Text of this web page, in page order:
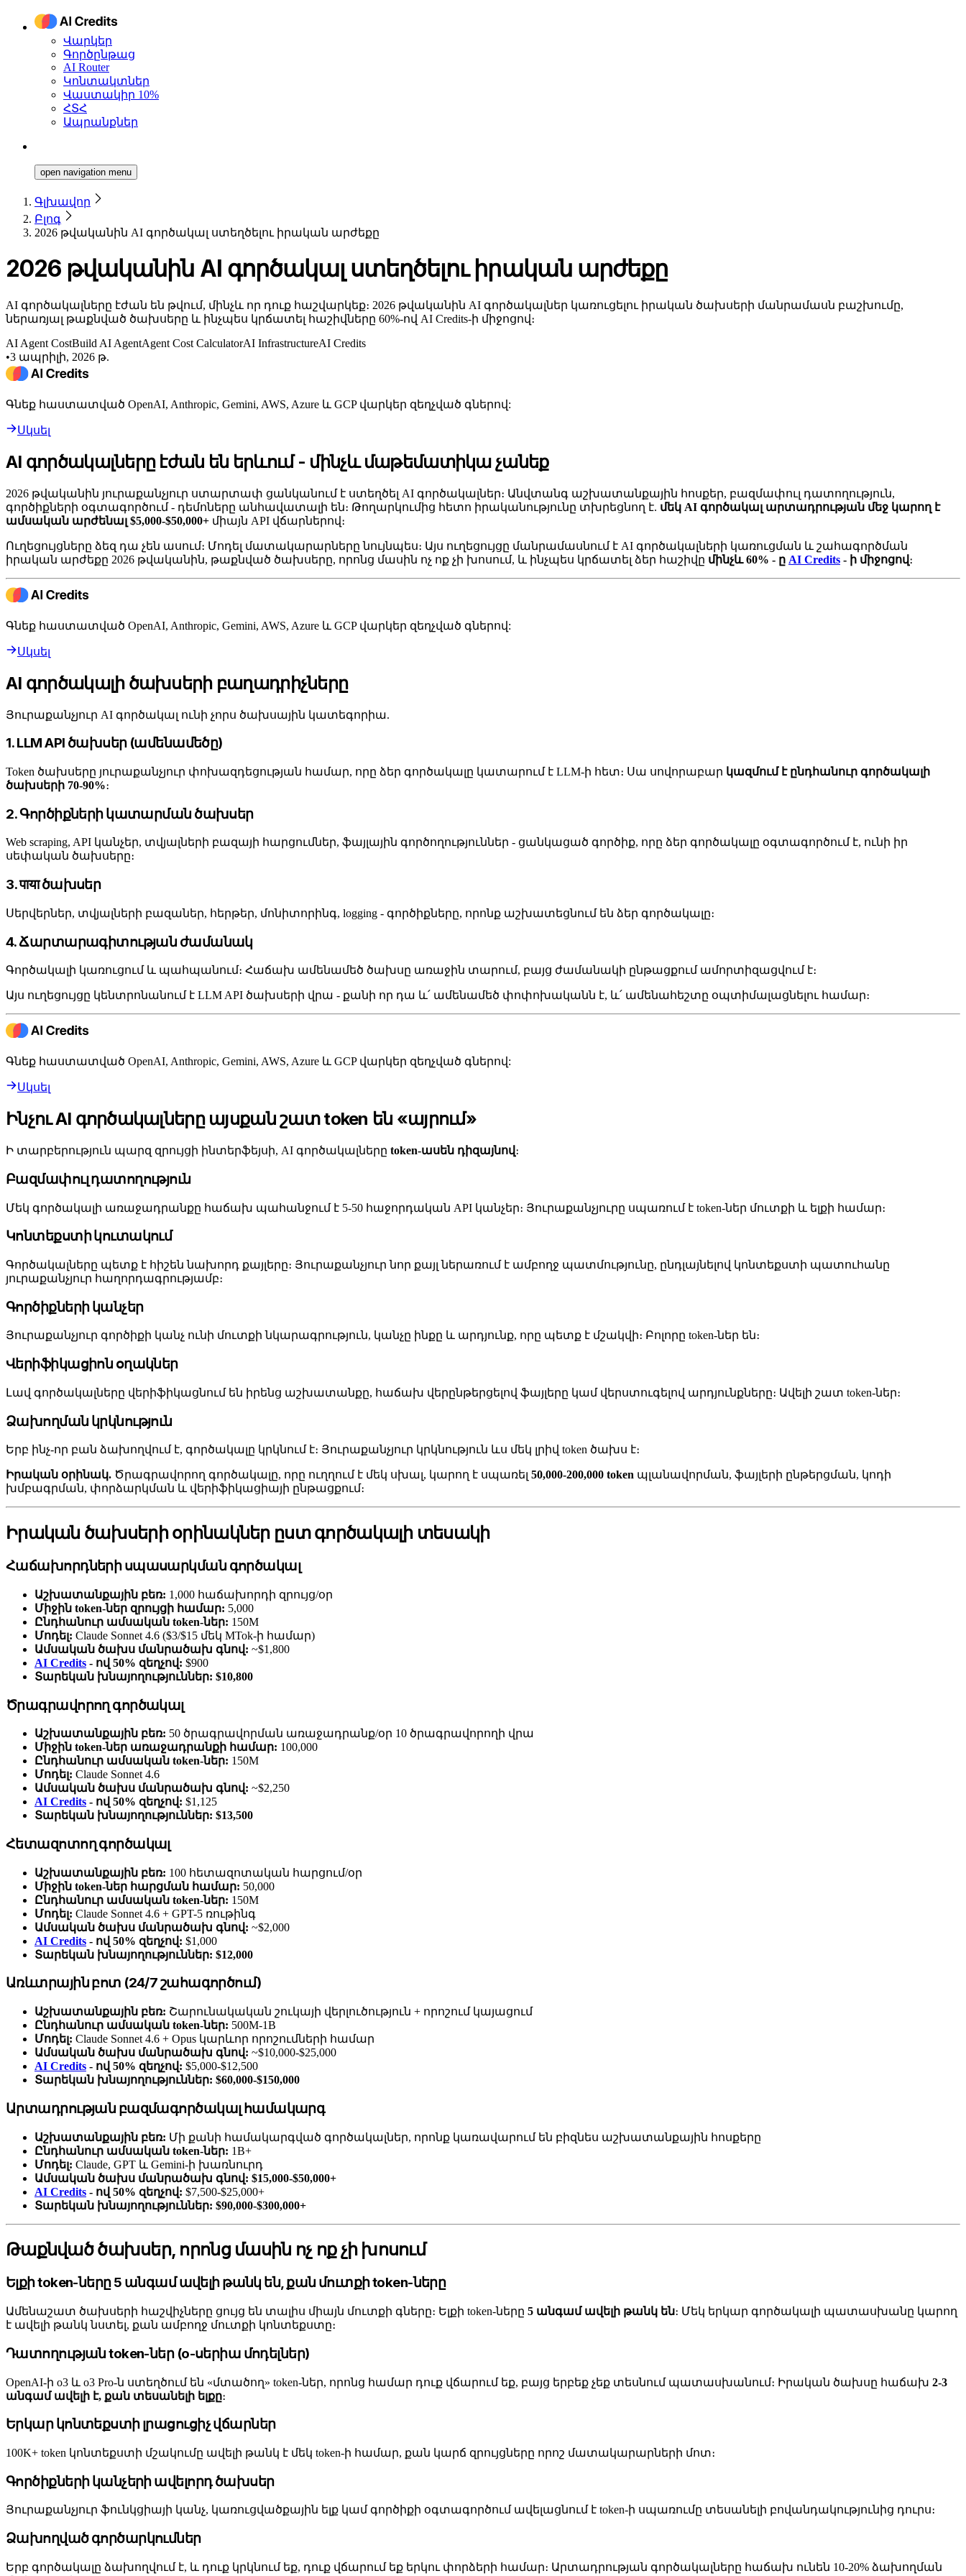
Վարկեր
Գործընթաց
AI Router
Կոնտակտներ
Վաստակիր 10%
ՀՏՀ
Ապրանքներ
open navigation menu
Գլխավոր
Բլոգ
2026 թվականին AI գործակալ ստեղծելու իրական արժեքը
2026 թվականին AI գործակալ ստեղծելու իրական արժեքը
AI գործակալները էժան են թվում, մինչև որ դուք հաշվարկեք։ 2026 թվականին AI գործակալներ կառուցելու իրական ծախսերի մանրամասն բաշխումը,
ներառյալ թաքնված ծախսերը և ինչպես կրճատել հաշիվները 60%-ով AI Credits-ի միջոցով։
AI Agent CostBuild AI AgentAgent Cost CalculatorAI InfrastructureAI Credits
•3 ապրիլի, 2026 թ.
Գնեք հաստատված OpenAI, Anthropic, Gemini, AWS, Azure և GCP վարկեր զեղչված գներով:
Սկսել
AI գործակալները էժան են երևում - մինչև մաթեմատիկա չանեք
2026 թվականին յուրաքանչյուր ստարտափ ցանկանում է ստեղծել AI գործակալներ։ Անվտանգ աշխատանքային հոսքեր, բազմափուլ դատողություն,
գործիքների օգտագործում - դեմոները անհավատալի են։ Թողարկումից հետո իրականությունը տխրեցնող է. մեկ AI գործակալ արտադրության մեջ կարող է
ամսական արժենալ $5,000-$50,000+ միայն API վճարներով։
Ուղեցույցները ձեզ դա չեն ասում։ Մոդել մատակարարները նույնպես։ Այս ուղեցույցը մանրամասնում է AI գործակալների կառուցման և շահագործման
իրական արժեքը 2026 թվականին, թաքնված ծախսերը, որոնց մասին ոչ ոք չի խոսում, և ինչպես կրճատել ձեր հաշիվը մինչև 60% - ը AI Credits - ի միջոցով։
Գնեք հաստատված OpenAI, Anthropic, Gemini, AWS, Azure և GCP վարկեր զեղչված գներով:
Սկսել
AI գործակալի ծախսերի բաղադրիչները
Յուրաքանչյուր AI գործակալ ունի չորս ծախսային կատեգորիա.
1. LLM API ծախսեր (ամենամեծը)
Token ծախսերը յուրաքանչյուր փոխազդեցության համար, որը ձեր գործակալը կատարում է LLM-ի հետ։ Սա սովորաբար կազմում է ընդհանուր գործակալի
ծախսերի 70-90%։
2. Գործիքների կատարման ծախսեր
Web scraping, API կանչեր, տվյալների բազայի հարցումներ, ֆայլային գործողություններ - ցանկացած գործիք, որը ձեր գործակալը օգտագործում է, ունի իր
սեփական ծախսերը։
3. पाया ծախսեր
Սերվերներ, տվյալների բազաներ, հերթեր, մոնիտորինգ, logging - գործիքները, որոնք աշխատեցնում են ձեր գործակալը։
4. Ճարտարագիտության ժամանակ
Գործակալի կառուցում և պահպանում։ Հաճախ ամենամեծ ծախսը առաջին տարում, բայց ժամանակի ընթացքում ամորտիզացվում է։
Այս ուղեցույցը կենտրոնանում է LLM API ծախսերի վրա - քանի որ դա և՛ ամենամեծ փոփոխականն է, և՛ ամենահեշտը օպտիմալացնելու համար։
Գնեք հաստատված OpenAI, Anthropic, Gemini, AWS, Azure և GCP վարկեր զեղչված գներով:
Սկսել
Ինչու AI գործակալները այսքան շատ token են «այրում»
Ի տարբերություն պարզ զրույցի ինտերֆեյսի, AI գործակալները token-ասեն դիզայնով։
Բազմափուլ դատողություն
Մեկ գործակալի առաջադրանքը հաճախ պահանջում է 5-50 հաջորդական API կանչեր։ Յուրաքանչյուրը սպառում է token-ներ մուտքի և ելքի համար։
Կոնտեքստի կուտակում
Գործակալները պետք է հիշեն նախորդ քայլերը։ Յուրաքանչյուր նոր քայլ ներառում է ամբողջ պատմությունը, ընդլայնելով կոնտեքստի պատուհանը
յուրաքանչյուր հաղորդագրությամբ։
Գործիքների կանչեր
Յուրաքանչյուր գործիքի կանչ ունի մուտքի նկարագրություն, կանչը ինքը և արդյունք, որը պետք է մշակվի։ Բոլորը token-ներ են։
Վերիֆիկացիոն օղակներ
Լավ գործակալները վերիֆիկացնում են իրենց աշխատանքը, հաճախ վերընթերցելով ֆայլերը կամ վերստուգելով արդյունքները։ Ավելի շատ token-ներ։
Ձախողման կրկնություն
Երբ ինչ-որ բան ձախողվում է, գործակալը կրկնում է։ Յուրաքանչյուր կրկնություն ևս մեկ լրիվ token ծախս է։
Իրական օրինակ. Ծրագրավորող գործակալը, որը ուղղում է մեկ սխալ, կարող է սպառել 50,000-200,000 token պլանավորման, ֆայլերի ընթերցման, կոդի
խմբագրման, փորձարկման և վերիֆիկացիայի ընթացքում։
Իրական ծախսերի օրինակներ ըստ գործակալի տեսակի
Հաճախորդների սպասարկման գործակալ
Աշխատանքային բեռ: 1,000 հաճախորդի զրույց/օր
Միջին token-ներ զրույցի համար: 5,000
Ընդհանուր ամսական token-ներ: 150M
Մոդել: Claude Sonnet 4.6 ($3/$15 մեկ MTok-ի համար)
Ամսական ծախս մանրածախ գնով: ~$1,800
AI Credits - ով 50% զեղչով: $900
Տարեկան խնայողություններ: $10,800
Ծրագրավորող գործակալ
Աշխատանքային բեռ: 50 ծրագրավորման առաջադրանք/օր 10 ծրագրավորողի վրա
Միջին token-ներ առաջադրանքի համար: 100,000
Ընդհանուր ամսական token-ներ: 150M
Մոդել: Claude Sonnet 4.6
Ամսական ծախս մանրածախ գնով: ~$2,250
AI Credits - ով 50% զեղչով: $1,125
Տարեկան խնայողություններ: $13,500
Հետազոտող գործակալ
Աշխատանքային բեռ: 100 հետազոտական հարցում/օր
Միջին token-ներ հարցման համար: 50,000
Ընդհանուր ամսական token-ներ: 150M
Մոդել: Claude Sonnet 4.6 + GPT-5 ռութինգ
Ամսական ծախս մանրածախ գնով: ~$2,000
AI Credits - ով 50% զեղչով: $1,000
Տարեկան խնայողություններ: $12,000
Առևտրային բոտ (24/7 շահագործում)
Աշխատանքային բեռ: Շարունակական շուկայի վերլուծություն + որոշում կայացում
Ընդհանուր ամսական token-ներ: 500M-1B
Մոդել: Claude Sonnet 4.6 + Opus կարևոր որոշումների համար
Ամսական ծախս մանրածախ գնով: ~$10,000-$25,000
AI Credits - ով 50% զեղչով: $5,000-$12,500
Տարեկան խնայողություններ: $60,000-$150,000
Արտադրության բազմագործակալ համակարգ
Աշխատանքային բեռ: Մի քանի համակարգված գործակալներ, որոնք կառավարում են բիզնես աշխատանքային հոսքերը
Ընդհանուր ամսական token-ներ: 1B+
Մոդել: Claude, GPT և Gemini-ի խառնուրդ
Ամսական ծախս մանրածախ գնով: $15,000-$50,000+
AI Credits - ով 50% զեղչով: $7,500-$25,000+
Տարեկան խնայողություններ: $90,000-$300,000+
Թաքնված ծախսեր, որոնց մասին ոչ ոք չի խոսում
Ելքի token-ները 5 անգամ ավելի թանկ են, քան մուտքի token-ները
Ամենաշատ ծախսերի հաշվիչները ցույց են տալիս միայն մուտքի գները։ Ելքի token-ները 5 անգամ ավելի թանկ են։ Մեկ երկար գործակալի պատասխանը կարող
է ավելի թանկ նստել, քան ամբողջ մուտքի կոնտեքստը։
Դատողության token-ներ (o-սերիա մոդելներ)
OpenAI-ի o3 և o3 Pro-ն ստեղծում են «մտածող» token-ներ, որոնց համար դուք վճարում եք, բայց երբեք չեք տեսնում պատասխանում։ Իրական ծախսը հաճախ 2-3
անգամ ավելի է, քան տեսանելի ելքը։
Երկար կոնտեքստի լրացուցիչ վճարներ
100K+ token կոնտեքստի մշակումը ավելի թանկ է մեկ token-ի համար, քան կարճ զրույցները որոշ մատակարարների մոտ։
Գործիքների կանչերի ավելորդ ծախսեր
Յուրաքանչյուր ֆունկցիայի կանչ, կառուցվածքային ելք կամ գործիքի օգտագործում ավելացնում է token-ի սպառումը տեսանելի բովանդակությունից դուրս։
Ձախողված գործարկումներ
Երբ գործակալը ձախողվում է, և դուք կրկնում եք, դուք վճարում եք երկու փորձերի համար։ Արտադրության գործակալները հաճախ ունեն 10-20% ձախողման